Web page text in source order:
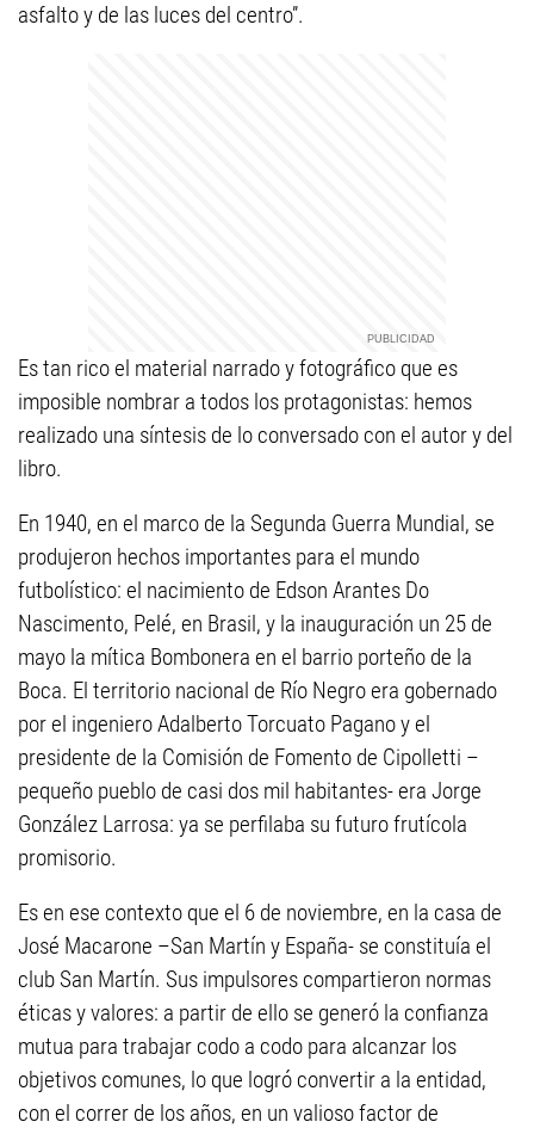
asfalto y de las luces del centro”.
Es tan rico el material narrado y fotográfico que es
imposible nombrar a todos los protagonistas: hemos
realizado una síntesis de lo conversado con el autor y del
libro.
En 1940, en el marco de la Segunda Guerra Mundial, se
produjeron hechos importantes para el mundo
futbolístico: el nacimiento de Edson Arantes Do
Nascimento, Pelé, en Brasil, y la inauguración un 25 de
mayo la mítica Bombonera en el barrio porteño de la
Boca. El territorio nacional de Río Negro era gobernado
por el ingeniero Adalberto Torcuato Pagano y el
presidente de la Comisión de Fomento de Cipolletti –
pequeño pueblo de casi dos mil habitantes- era Jorge
González Larrosa: ya se perfilaba su futuro frutícola
promisorio.
Es en ese contexto que el 6 de noviembre, en la casa de
José Macarone –San Martín y España- se constituía el
club San Martín. Sus impulsores compartieron normas
éticas y valores: a partir de ello se generó la confianza
mutua para trabajar codo a codo para alcanzar los
objetivos comunes, lo que logró convertir a la entidad,
con el correr de los años, en un valioso factor de